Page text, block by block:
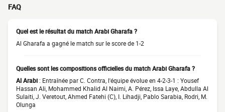
FAQ
Quel est le résultat du match Arabi Gharafa ?
Al Gharafa a gagné le match sur le score de 1-2
Quelles sont les compositions officielles du match Arabi Gharafa ?
Al Arabi : Entraînée par C. Contra, l'équipe évolue en 4-2-3-1 : Yousef
Hassan Ali, Mohammed Khalid Al Naimi, A. Pérez, Issa Laye, Abdulla Al
Sulaiti, J. Veretout, Ahmed Fatehi (C), I. Lihadji, Pablo Sarabia, Rodri, M.
Olunga